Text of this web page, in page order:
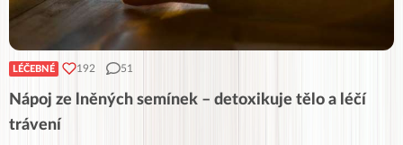
LÉČEBNÉ 192 51
Nápoj ze lněných semínek – detoxikuje tělo a léčí
trávení